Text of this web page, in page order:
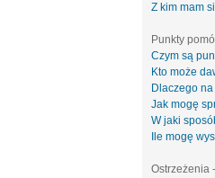
Z kim mam
Punkty
Czym są
Kto może
Dlaczego
Jak mogę
W jaki
Ile mogę
Ostrzeżenia